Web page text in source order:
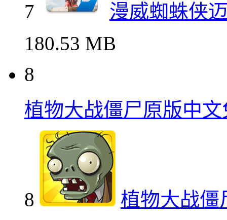
7
漫威蜘蛛侠
180.53 MB
8
植物大战僵尸原版中
8
植物大战僵